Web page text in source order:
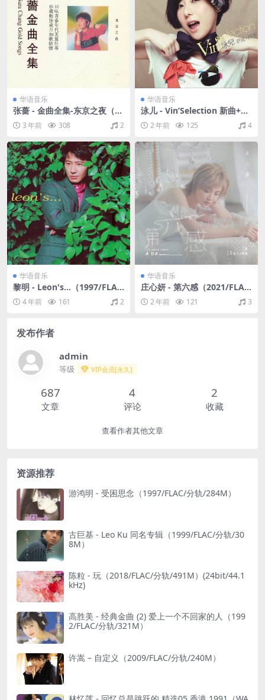
华语音乐
张蔷 - 金曲全集-东京之夜（20
02/WAV+CUE/整轨/431M）
3 年前 308 2
华语音乐
泳儿 - Vin’Selection 新曲+精
选（2010/FLAC/分轨/737
M）2 年前 125 4
华语音乐
黎明 - Leon's...（1997/FLA
C/EP分轨/91.3M）
4 年前 161 2
华语音乐
庄心妍 - 第六感（2021/FLA
C/分轨/239M）
2 年前 121 3
发布作者
admin
等级 VIP会员[永久]
687
文章
4
评论
2
收藏
查看作者其他文章
资源推荐
游鸿明 - 受困思念（1997/FLAC/分轨/284M）
古巨基 - Leo Ku 同名专辑（1999/FLAC/分轨/30
8M）
陈粒 - 玩（2018/FLAC/分轨/491M）(24bit/44.1
kHz)
高胜美 - 经典金曲 (2) 爱上一个不回家的人（199
2/FLAC/分轨/321M）
许嵩 – 自定义（2009/FLAC/分轨/240M）